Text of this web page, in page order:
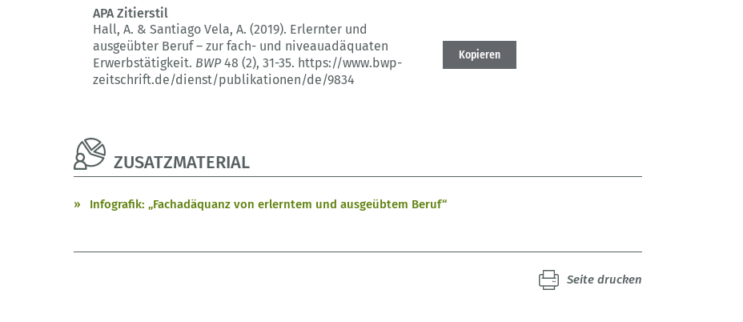
APA Zitierstil
Hall, A. & Santiago Vela, A. (2019). Erlernter und
ausgeübter Beruf – zur fach- und niveauadäquaten
Erwerbstätigkeit. BWP48 (2), 31-35. https://www.bwp-
zeitschrift.de/dienst/publikationen/de/9834
Kopieren
ZUSATZMATERIAL
Infografik: „Fachadäquanz von erlerntem und ausgeübtem Beruf“
Seite drucken